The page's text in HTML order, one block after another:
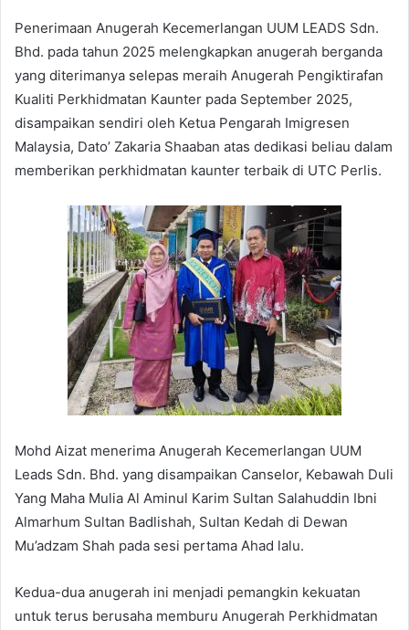
Penerimaan Anugerah Kecemerlangan UUM LEADS Sdn.
Bhd. pada tahun 2025 melengkapkan anugerah berganda
yang diterimanya selepas meraih Anugerah Pengiktirafan
Kualiti Perkhidmatan Kaunter pada September 2025,
disampaikan sendiri oleh Ketua Pengarah Imigresen
Malaysia, Dato’ Zakaria Shaaban atas dedikasi beliau dalam
memberikan perkhidmatan kaunter terbaik di UTC Perlis.
Mohd Aizat menerima Anugerah Kecemerlangan UUM
Leads Sdn. Bhd. yang disampaikan Canselor, Kebawah Duli
Yang Maha Mulia Al Aminul Karim Sultan Salahuddin Ibni
Almarhum Sultan Badlishah, Sultan Kedah di Dewan
Mu’adzam Shah pada sesi pertama Ahad lalu.
Kedua-dua anugerah ini menjadi pemangkin kekuatan
untuk terus berusaha memburu Anugerah Perkhidmatan